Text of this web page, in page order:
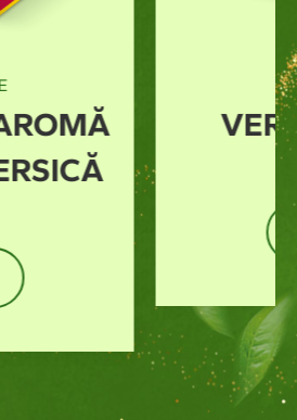
verde
CU MANGO
20 x 1,5g